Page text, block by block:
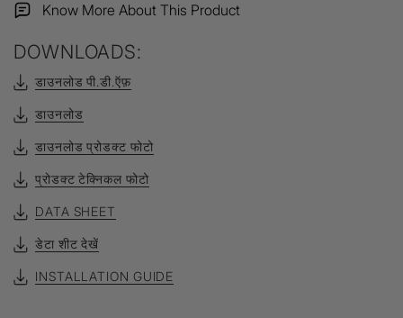
Know More About This Product
DOWNLOADS:
डाउनलोड पी.डी.ऍफ़
डाउनलोड
डाउनलोड प्रोडक्ट फोटो
प्रोडक्ट टेक्निकल फोटो
DATA SHEET
डेटा शीट देखें
INSTALLATION GUIDE